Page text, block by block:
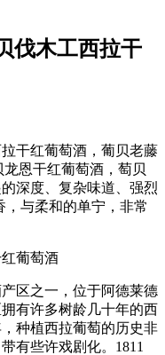
伐木工西拉干
干红葡萄酒，葡贝老藤
恩干红葡萄酒，萄贝
深度、复杂味道、强烈
，与柔和的单宁，非常
区之一，位于阿德莱德
有许多树龄几十年的西
种植西拉葡萄的历史非
有些许戏剧化。1811